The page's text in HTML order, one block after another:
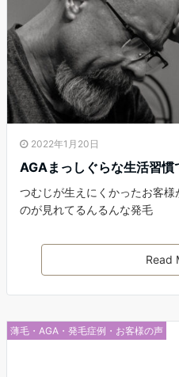
2022年1月20日
AGAまっしぐらな生活習慣
つむじが生えにくかったお客
のが見れてるんるんな発毛
Read
薄毛・AGA・発毛症例・お客様の声